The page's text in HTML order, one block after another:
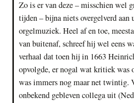
Zo is er van deze – misschien wel
tijden – bijna niets overgelverd aan
orgelmuziek. Heel af en toe,
van buitenaf, schreef hij wel eens
verhaal dat toen hij in 1663
opvolgde, er nogal wat kritiek
was immers nog maar net twintig.
onbekend gebleven collega uit